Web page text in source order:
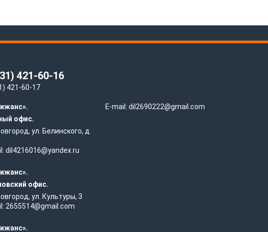
421-60-16
421-60-17
офис.
ул. Белинского, д.
dil4216016@yandex.ru
офис.
ул. Культуры, 3
2655514@gmail.com
E-mail: dil2690222@gmail.com